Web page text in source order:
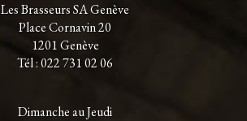
Les Brasseurs SA Genève
Place Cornavin 20
1201 Genève
Tél : 022 731 02 06
Dimanche au Jeudi